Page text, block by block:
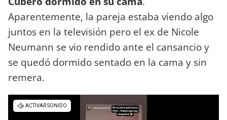
Aparentemente, la pareja estaba viendo algo
juntos en la televisión pero el ex de Nicole
Neumann se vio rendido ante el cansancio y
se quedó dormido sentado en la cama y sin
remera.